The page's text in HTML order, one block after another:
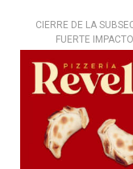
CIERRE DE LA
FUERTE